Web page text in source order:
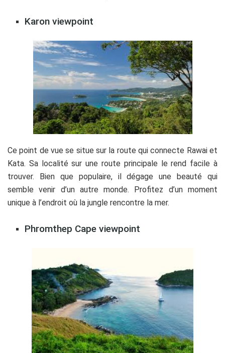
Karon viewpoint
Ce point de vue se situe sur la route qui connecte Rawai et
Kata. Sa localité sur une route principale le rend facile à
trouver. Bien que populaire, il dégage une beauté qui
semble venir d’un autre monde. Profitez d’un moment
unique à l’endroit où la jungle rencontre la mer.
Phromthep Cape viewpoint